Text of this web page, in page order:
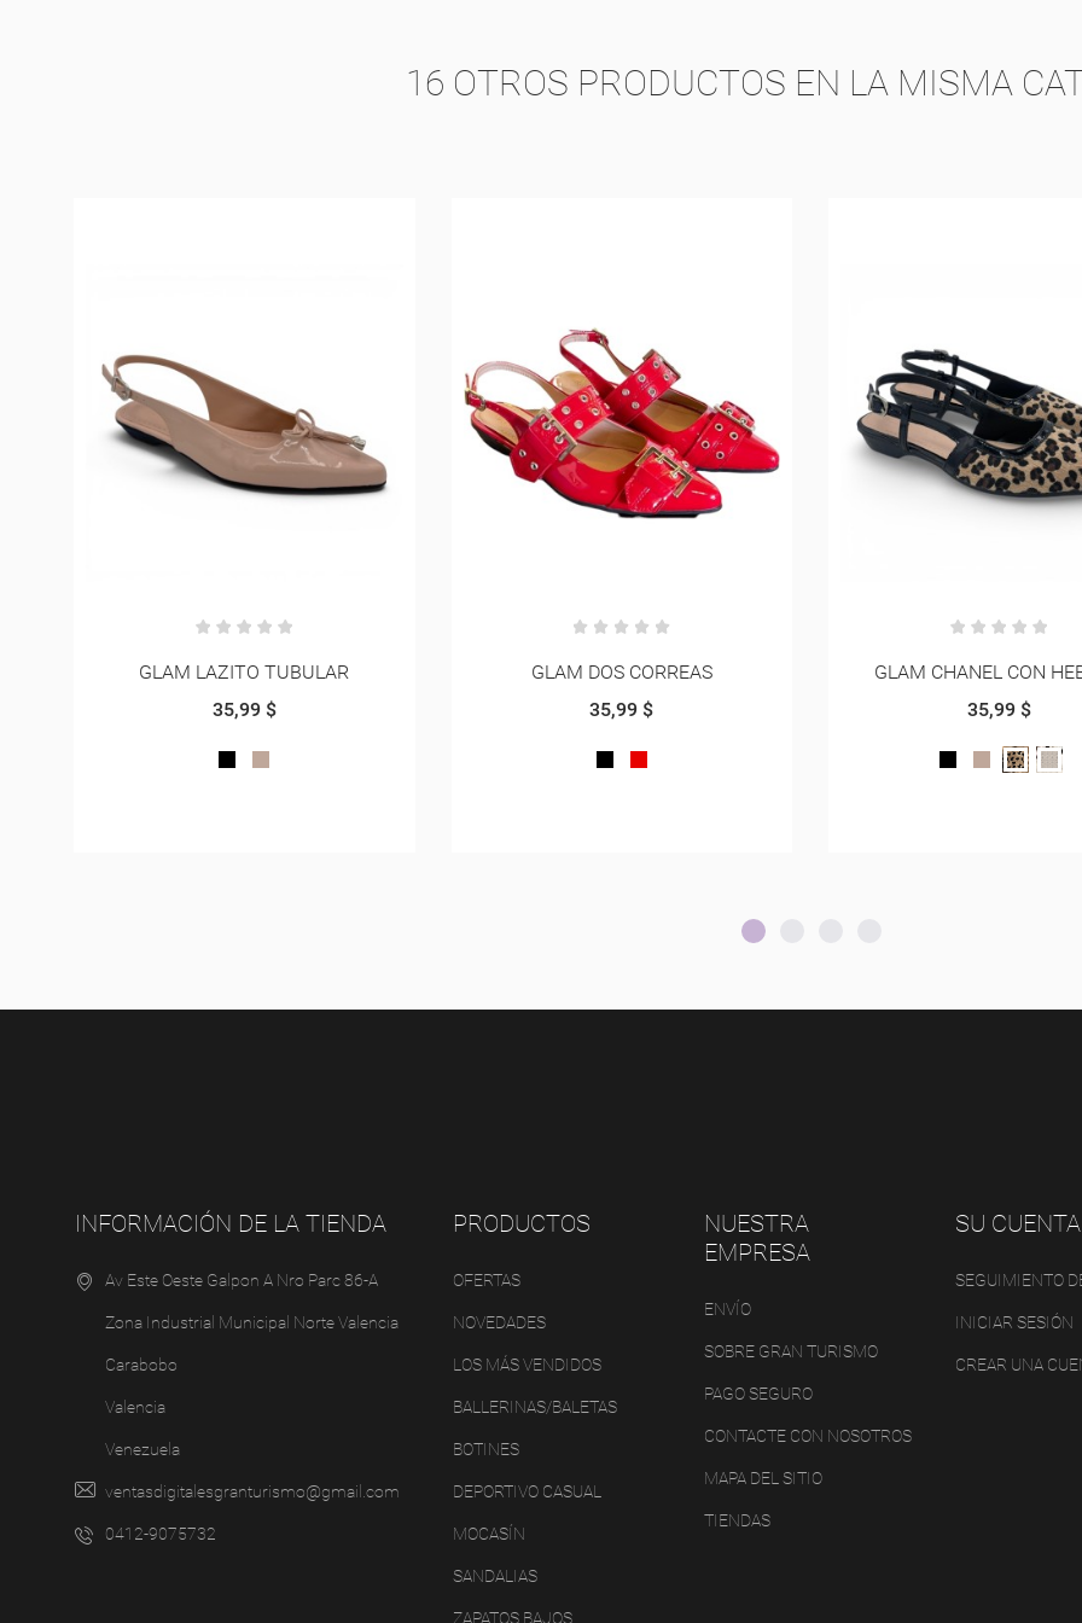
16 OTROS PRODUCTOS EN LA MISMA
GLAM DOS CORREAS
35,99 $
NEGROROJO
GLAM CHANEL CON HEBILLA
35,99 $
NEGRO
BEIGEANIMAL
GLAM DOS CINTAS CON
35,99 $
VINOTINTO
NEGRO
INFORMACIÓN DE LA TIENDA
Av Este Oeste Galpon A Nro Parc 86-A
Zona Industrial Municipal Norte Valencia
Carabobo
Valencia
Venezuela
ventasdigitalesgranturismo@gmail.com
0412-9075732
PRODUCTOS
OFERTAS
NOVEDADES
LOS MÁS VENDIDOS
BALLERINAS/BALETAS
BOTINES
DEPORTIVO CASUAL
MOCASÍN
SANDALIAS
ZAPATOS BAJOS
NUESTRA
EMPRESA
ENVÍO
SOBRE GRAN TURISMO
PAGO SEGURO
CONTACTE CON NOSOTROS
MAPA DEL SITIO
TIENDAS
SU CUENTA
SEGUIMIENTO
INICIAR SESIÓN
CREAR UNA